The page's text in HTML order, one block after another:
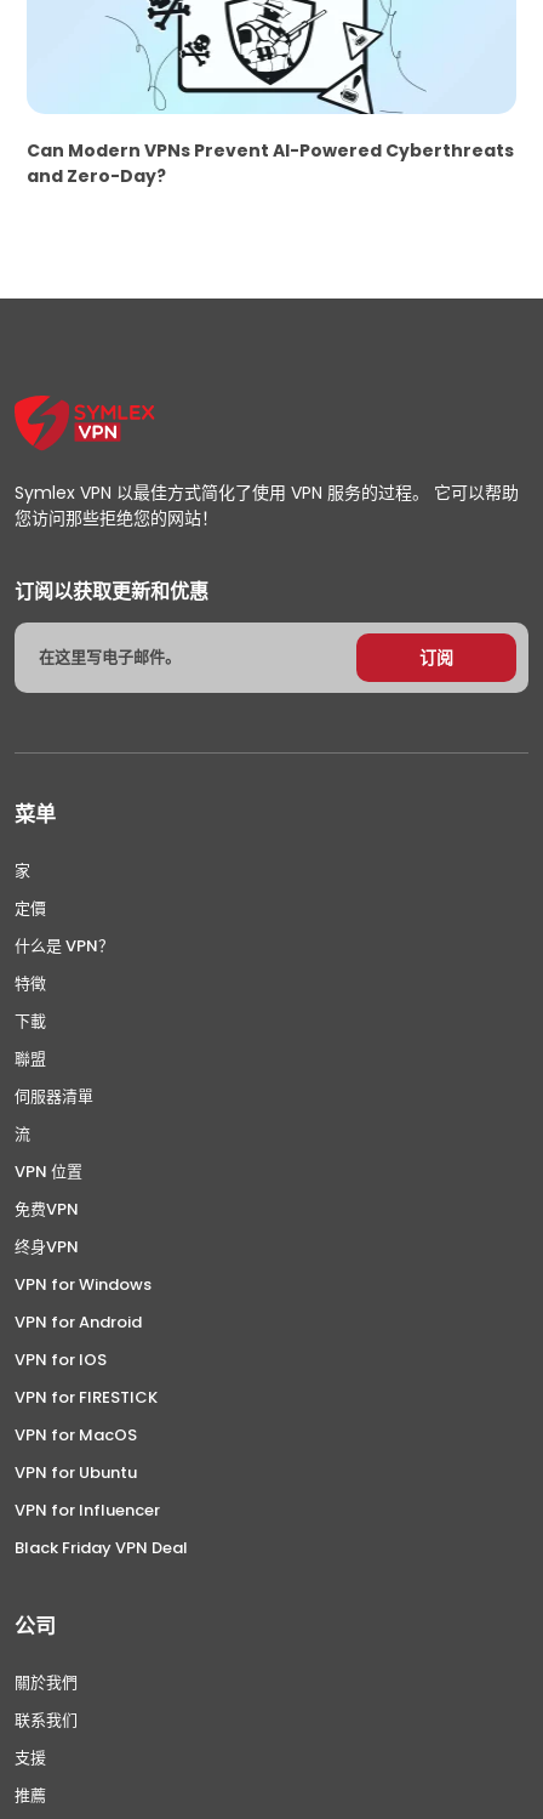
Can Modern VPNs Prevent AI-Powered Cyberthreats
and Zero-Day?
Symlex VPN 以最佳方式简化了使用 VPN 服务的过程。 它可以帮助
您访问那些拒绝您的网站！
订阅以获取更新和优惠
菜单
家
定價
什么是 VPN？
特徵
下載
聯盟
伺服器清單
流
VPN 位置
免费VPN
终身VPN
VPN for Windows
VPN for Android
VPN for IOS
VPN for FIRESTICK
VPN for MacOS
VPN for Ubuntu
VPN for Influencer
Black Friday VPN Deal
公司
關於我們
联系我们
支援
推薦